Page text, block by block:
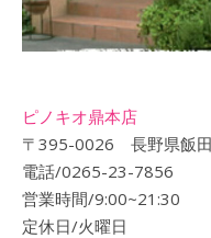
ピノキオ鼎本店
〒395-0026 長野県飯
電話/0265-23-7856
営業時間/9:00~21:30
定休日/火曜日